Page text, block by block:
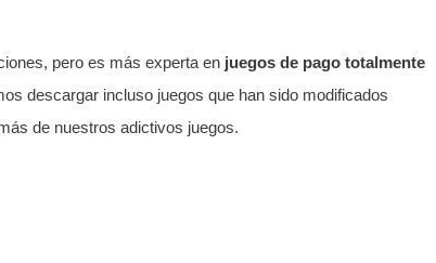
pero es más experta en juegos de pago totalmente
descargar incluso juegos que han sido modificados
de nuestros adictivos juegos.